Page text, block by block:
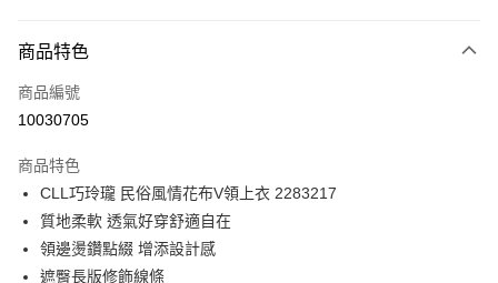
信用卡一次付款
信用卡分期付款
合作金庫商業銀行
華南商業銀行
彰化商業銀行
上海商業儲蓄銀行
國泰世華商業銀行
臺灣中小企業銀行
超商取貨付款
LINE Pay
Apple Pay
商品特色
商品編號
10030705
商品特色
CLL巧玲瓏 民俗風情花布V領上衣 2283217
質地柔軟 透氣好穿舒適自在
領邊燙鑽點綴 增添設計感
遮臀長版修飾線條